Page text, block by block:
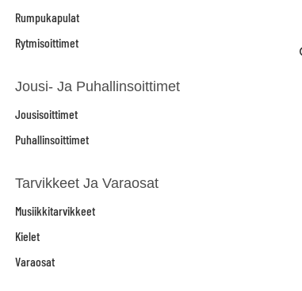
Rumpukapulat
Rytmisoittimet
Jousi- Ja Puhallinsoittimet
Jousisoittimet
Puhallinsoittimet
Tarvikkeet Ja Varaosat
Musiikkitarvikkeet
Kielet
Varaosat